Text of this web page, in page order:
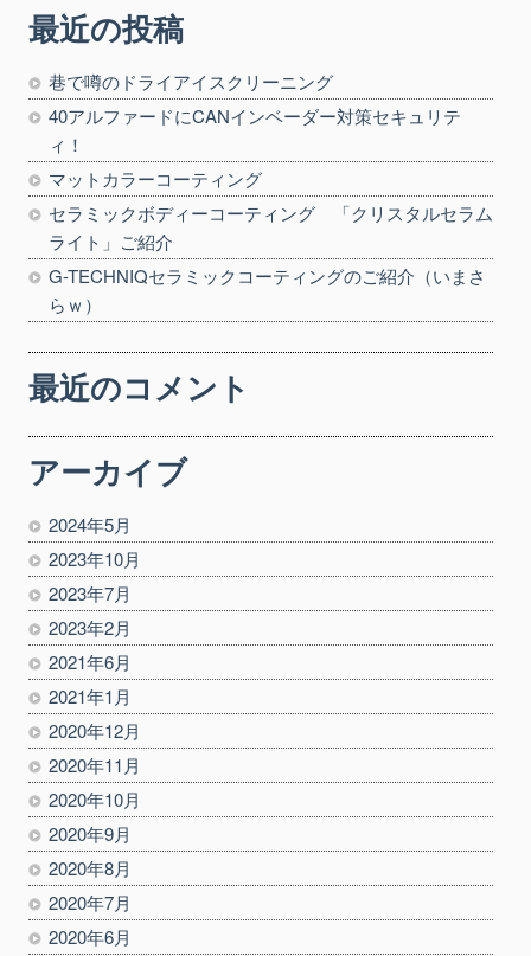
最近の投稿
巷で噂のドライアイスクリーニング
40アルファードにCANインベーダー対策セキュリテ
ィ！
マットカラーコーティング
セラミックボディーコーティング 「クリスタルセラム
ライト」ご紹介
G-TECHNIQセラミックコーティングのご紹介（いまさ
らｗ）
最近のコメント
アーカイブ
2024年5月
2023年10月
2023年7月
2023年2月
2021年6月
2021年1月
2020年12月
2020年11月
2020年10月
2020年9月
2020年8月
2020年7月
2020年6月